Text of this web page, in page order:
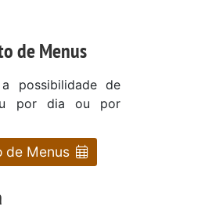
de Menus
possibilidade de
por dia ou por
de Menus